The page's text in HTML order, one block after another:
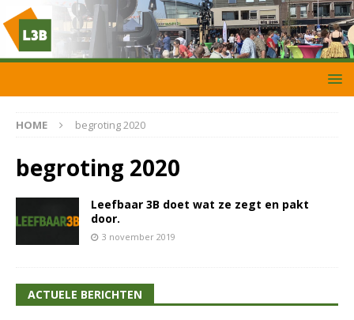
HOME begroting 2020
begroting 2020
Leefbaar 3B doet wat ze zegt en pakt
door.
3 november 2019
ACTUELE BERICHTEN